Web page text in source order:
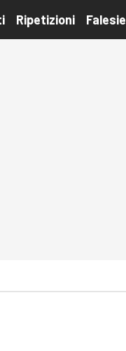
Ripetizioni Falesie